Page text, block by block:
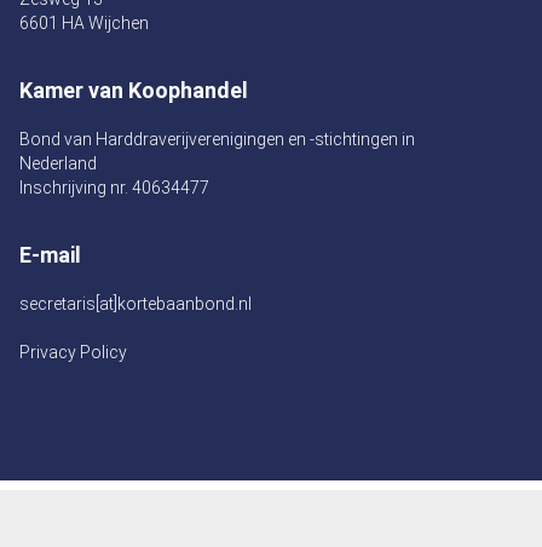
6601 HA Wijchen
Kamer van Koophandel
Bond van Harddraverijverenigingen en -stichtingen in
Nederland
Inschrijving nr. 40634477
E-mail
secretaris[at]kortebaanbond.nl
Privacy Policy